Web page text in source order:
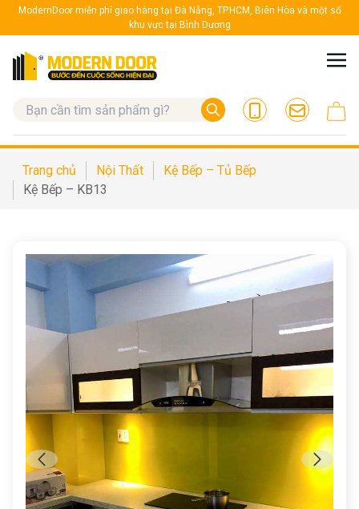
ModernDoor miễn phí giao hàng tại Đà Nẵng, TP.HCM, Biên Hòa và một số
khu vực tại Bình Dương
Trang chủ Nội Thất
Kệ Bếp – Tủ Bếp
Kệ Bếp – KB13